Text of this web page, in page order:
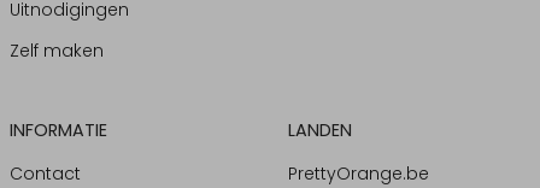
Uitnodigingen
Zelf maken
INFORMATIE
Contact
LANDEN
PrettyOrange.be